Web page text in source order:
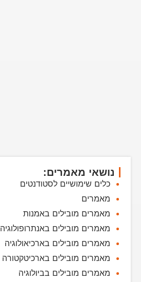
נושאי מאמרים:
כלים שימושיים לסטודנטים
מאמרים
מאמרים מובילים באמנות
מאמרים מובילים באנתרופולוגיה
מאמרים מובילים בארכיאולוגיה
מאמרים מובילים בארכיטקטורה
מאמרים מובילים בביולוגיה